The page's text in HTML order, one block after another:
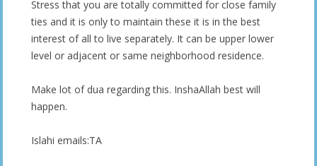
Stress that you are totally committed for close family
ties and it is only to maintain these it is in the best
interest of all to live separately. It can be upper lower
level or adjacent or same neighborhood residence.
Make lot of dua regarding this. InshaAllah best will
happen.
Islahi emails:TA